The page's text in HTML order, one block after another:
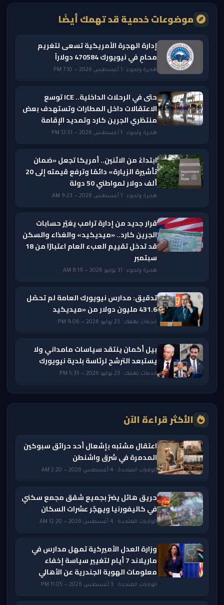
موضوعات خدمية قد تهمك أيضًا
إدارة الهجرة الأمريكية تسعى لتغريم
محامٍ في نيويورك 470584 دولاراً
هجرة ولجوء · 1 أغسطس 2026 — 7:10 PM
حتى في الرحلات الداخلية.. ICE توسع
الاعتقالات داخل المطارات وتستهدف بعض
منتظري الجرين كارد وتمديد الإقامة
هجرة ولجوء · 1 أغسطس 2026 — 12:51 PM
ابتداءً من الاثنين.. أمريكا تجعل «ضمان
تأشيرة الزيارة» دائمًا وترفع قيمته إلى 20
ألف دولار لمواطني 50 دولة
هجرة ولجوء · 1 أغسطس 2026 — 9:23 AM
قرار جديد من إدارة ترامب يغيّر حسابات
الجرين كارد.. «ميديكيد» والغذاء والسكن
قد تدخل تقييم العبء العام اعتبارًا من 18
سبتمبر
هجرة ولجوء · 31 يوليو 2026 — 8:19 AM
تدقيق: مدارس نيويورك العامة لم تحصّل
431.6 مليون دولار من «ميديكيد
خدمات تهمك · 23 يوليو 2026 — 9:06 PM
بيل أكمان ينتقد سياسات مامداني ولا
يستبعد الترشح لرئاسة بلدية نيويورك
خدمات تهمك · 23 يوليو 2026 — 5:35 PM
الأكثر قراءة الآن
اعتقال مشتبه بإشعال أحد حرائق سبوكين
المدمرة في شرق واشنطن
الولايات المتحدة · 4 أغسطس 2026 — 2:20 AM
حريق هائل يضرّ بجميع شقق مجمع سكني
في كاليفورنيا ويهجّر عشرات السكان
الولايات المتحدة · 4 أغسطس 2026 — 12:20 AM
وزارة العدل الأميركية تمهل مدارس في
ماريلاند 7 أيام لتغيير سياسة إخفاء
معلومات الهوية الجندرية عن الأهالي
الولايات المتحدة · 3 أغسطس 2026 — 11:05 PM